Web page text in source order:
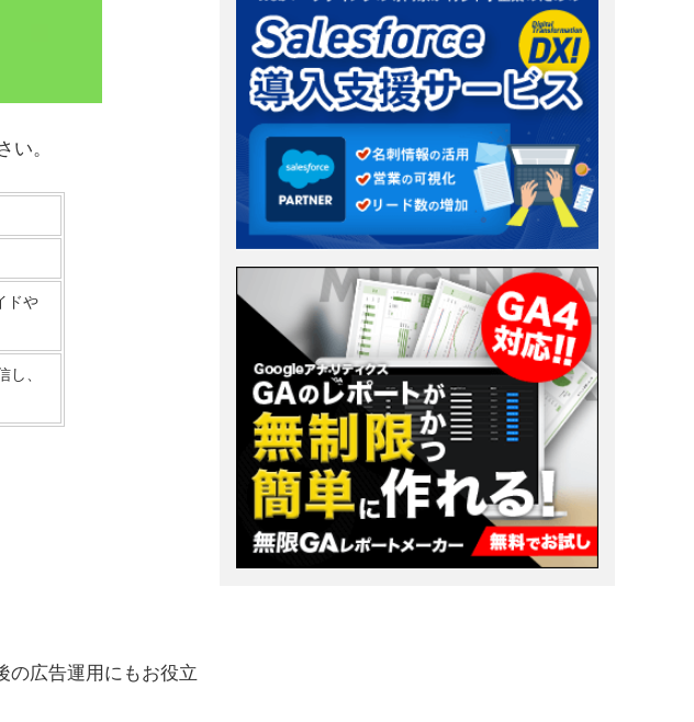
。
ドや
、
の広告運用にもお役立